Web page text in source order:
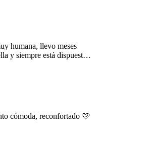
humana, llevo meses
y siempre está dispuesta
de salir de días feos,
recomendable
cómoda, reconfortado 🩷